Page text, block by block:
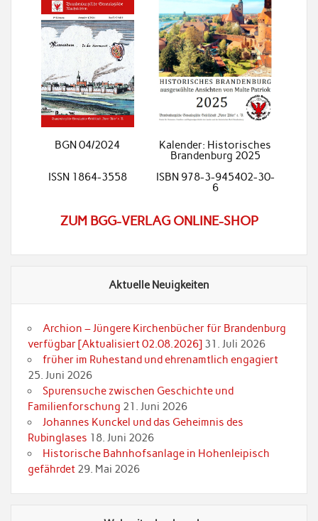
BGN 04/2024
Kalender: Historisches
Brandenburg 2025
ISSN 1864-3558
ISBN 978-3-945402-30-
6
ZUM BGG-VERLAG ONLINE-SHOP
Aktuelle Neuigkeiten
Archion – Jüngere Kirchenbücher für Brandenburg
verfügbar [Aktualisiert 02.08.2026] 31. Juli 2026
früher im Ruhestand und ehrenamtlich engagiert
25. Juni 2026
Spurensuche zwischen Geschichte und
Familienforschung 21. Juni 2026
Johannes Kunckel und das Geheimnis des
Rubinglases 18. Juni 2026
Historische Bahnhofsanlage in Hohenleipisch
gefährdet 29. Mai 2026